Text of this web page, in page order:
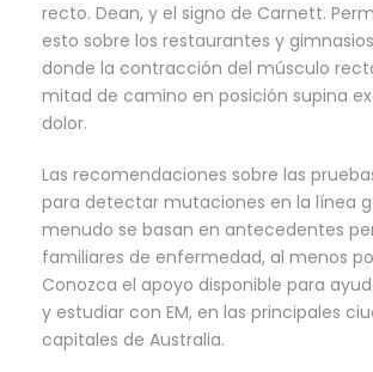
recto. Dean, y el signo de Carnett.
esto sobre los restaurantes y
donde la contracción del músculo
mitad de camino en posición supina
dolor.
Las recomendaciones sobre las
para detectar mutaciones en la línea
menudo se basan en antecedentes
familiares de enfermedad, al menos
Conozca el apoyo disponible para
y estudiar con EM, en las principales
capitales de Australia.